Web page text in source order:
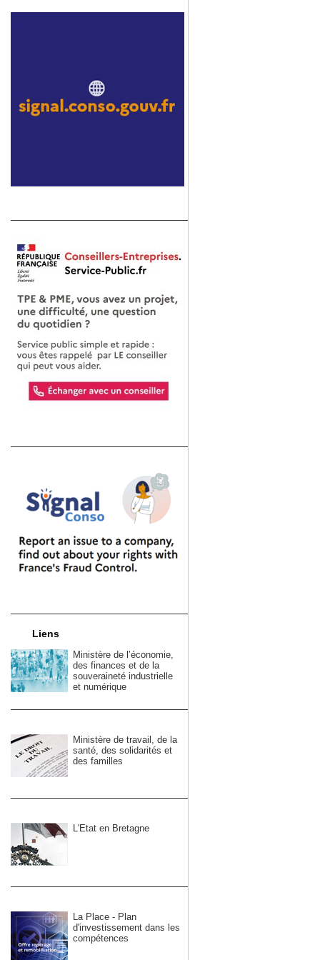
Liens
Ministère de l’économie,
des finances et de la
souveraineté industrielle
et numérique
Ministère de travail, de la
santé, des solidarités et
des familles
L'Etat en Bretagne
La Place - Plan
d'investissement dans les
compétences